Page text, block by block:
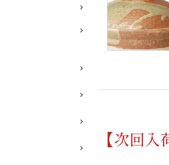
【次回入